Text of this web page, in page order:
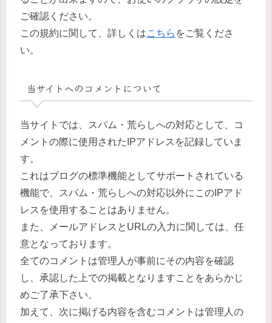
ご確認ください。
この規約に関して、詳しくはこちら をご覧くださ
い。
当サイトへのコメントについて
当サイトでは、スパム・荒らしへの対応として、コ
メントの際に使用されたIPアドレスを記録していま
す。
これはブログの標準機能としてサポートされている
機能で、スパム・荒らしへの対応以外にこのIPアド
レスを使用することはありません。
また、メールアドレスとURLの入力に関しては、任
意となっております。
全てのコメントは管理人が事前にその内容を確認
し、承認した上での掲載となりますことをあらかじ
めご了承下さい。
加えて、次に掲げる内容を含むコメントは管理人の